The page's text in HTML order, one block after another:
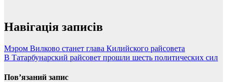
Навігація записів
Мэром Вилково станет глава Килийского райсовета
В Татарбунарский райсовет прошли шесть политических сил
Пов’язаний запис